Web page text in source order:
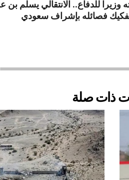
وزيرا للدفاع.. الانتقالي يسلم بن
فصائله بإشراف سعودي
ذات صلة